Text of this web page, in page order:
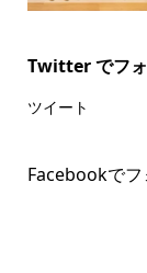
Twitter でフ
ツイート
Facebookでフ